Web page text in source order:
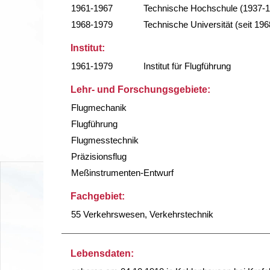
1961-1967
Technische Hochschule (1937-
1968-1979
Technische Universität (seit
Institut:
1961-1979
Institut für Flugführung
Lehr- und Forschungsgebiete:
Flugmechanik
Flugführung
Flugmesstechnik
Präzisionsflug
Meßinstrumenten-Entwurf
Fachgebiet:
55 Verkehrswesen, Verkehrstechnik
Lebensdaten: